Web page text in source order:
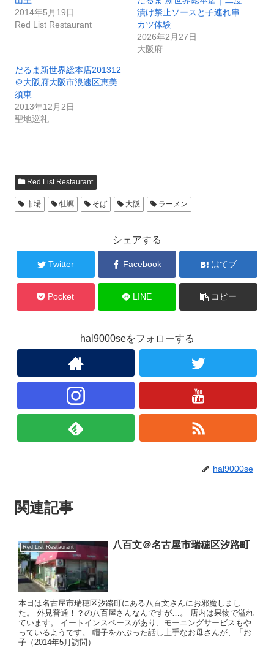
2014年5月19日
Red List Restaurant
漬け禁止ソースと子連れ串
カツ体験
2026年2月27日
大阪府
だるま新世界総本店201312
＠大阪府大阪市浪速区恵美
須東
2013年12月2日
聖地巡礼
Red List Restaurant
市場 牡蠣 そば 大阪 ラーメン
シェアする
Twitter Facebook はてブ
Pocket LINE コピー
hal9000seをフォローする
hal9000se
関連記事
Red List Restaurant 八百文＠名古屋市瑞穂区汐路町
本日は名古屋市瑞穂区汐路町にある八百文さんにお邪魔しまし
た。 外見普通！？の八百屋さんなんですが…。 店内は果物で溢れ
ています。 イートインスペースがあり、モーニングサービスもや
っているようです。 帽子をかぶった話し上手なお母さんが、「お
子（2014年5月訪問）